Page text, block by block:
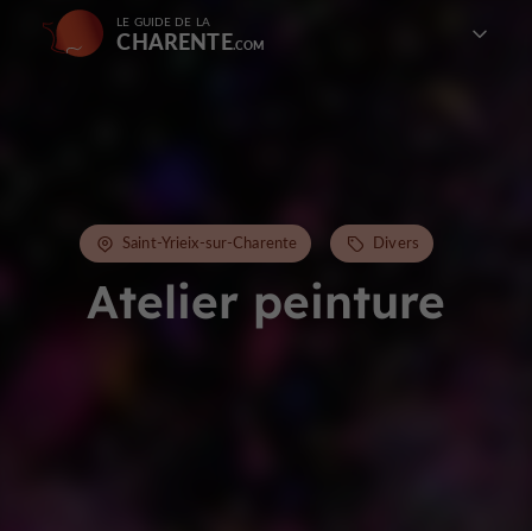
LE GUIDE DE LA
CHARENTE
Atelier peinture
Saint-Yrieix-sur-Charente Divers